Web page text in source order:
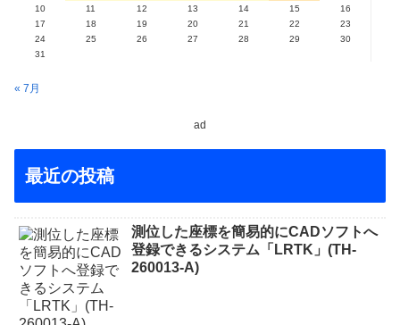
10
11 12 13 14 15
16
17
18 19 20 21 22
23
24
25 26 27 28 29
30
31
« 7月
ad
最近の投稿
測位した座標を簡易的にCADソフトへ
登録できるシステム「LRTK」(TH-
260013-A)